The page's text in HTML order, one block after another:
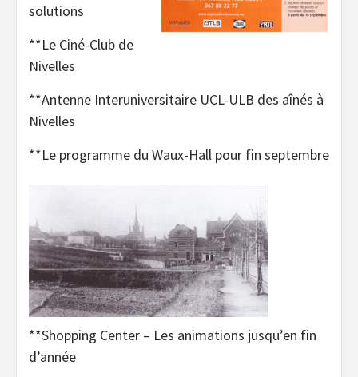
solutions
**Le Ciné-Club de
Nivelles
**Antenne Interuniversitaire UCL-ULB des aînés à
Nivelles
**Le programme du Waux-Hall pour fin septembre
**Shopping Center – Les animations jusqu’en fin
d’année